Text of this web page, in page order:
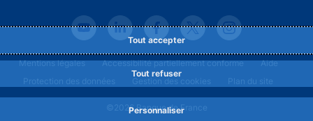
Tout accepter
Tout refuser
Personnaliser
©2026 Banque de France
Footer legal notice menu
Mentions légales Accessibilité partiellement conforme
Aide
Protection des données
Gestion des cookies Plan du site